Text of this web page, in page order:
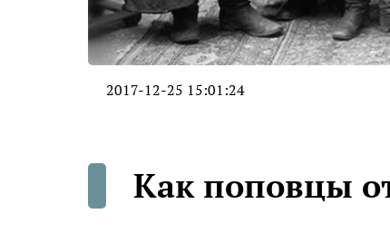
2017-12-25 15:01:24
Как поповцы